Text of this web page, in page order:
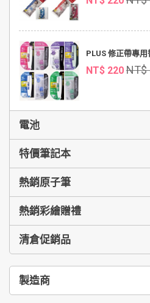
PLUS 修正帶專用
NT$ 220 NT$
電池
特價筆記本
熱銷原子筆
熱銷彩繪贈禮
清倉促銷品
製造商